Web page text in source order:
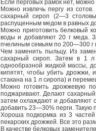
Если перговых рамок нет, можно
Можно извлечь пергу из
сахарный сироп (2—3
распущенным медом в равных
Можно приготовить белковый
воды и добавляют 20 г меда.
пчелиным семьям по 200—300 г
Чем заменить пыльцу. Из
сахарный сироп. Затем в 1 л
однообразной жидкой массы,
кипятят, чтобы убить дрожжи,
стакана на 1 л сиропа) и
Можно готовить дрожжевую
поджаривают. Делают
затем охлаждают и добавляют
добавить 23—30% перги. Такую
Хороша подкормка из 3
пекарских дрожжей. Все это
В качестве белковых